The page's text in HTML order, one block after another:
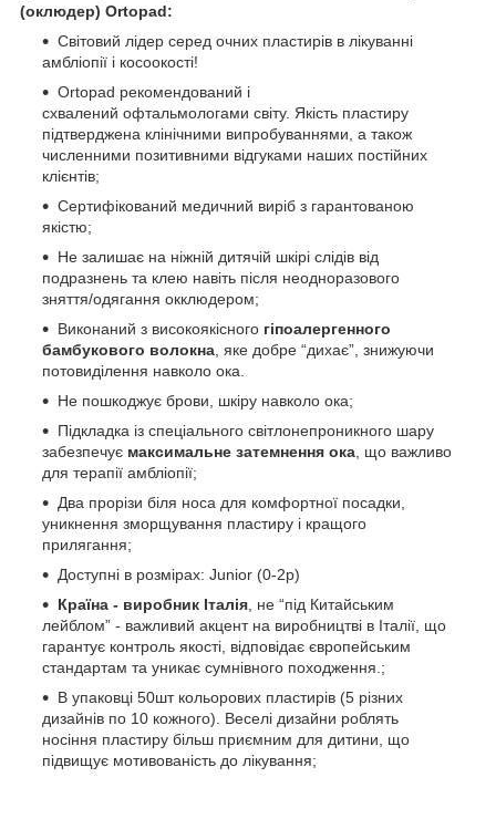
(оклюдер) Ortopad:
Світовий лідер серед очних пластирів в лікуванні
амбліопії і косоокості!
Ortopad рекомендований і
схвалений офтальмологами світу. Якість пластиру
підтверджена клінічними випробуваннями, а також
численними позитивними відгуками наших постійних
клієнтів;
Сертифікований медичний виріб з гарантованою
якістю;
Не залишає на ніжній дитячій шкірі слідів від
подразнень та клею навіть після неодноразового
зняття/одягання окклюдером;
Виконаний з високоякісного гіпоалергенного
бамбукового волокна , яке добре “дихає”, знижуючи
потовиділення навколо ока.
Не пошкоджує брови, шкіру навколо ока;
Підкладка із спеціального світлонепроникного шару
забезпечує максимальне затемнення ока , що важливо
для терапії амбліопії;
Два прорізи біля носа для комфортної посадки,
уникнення зморщування пластиру і кращого
прилягання;
Доступні в розмірах: Junior (0-2р)
Країна - виробник Італія , не “під Китайським
лейблом” - важливий акцент на виробництві в Італії, що
гарантує контроль якості, відповідає європейським
стандартам та уникає сумнівного походження.;
В упаковці 50шт кольорових пластирів (5 різних
дизайнів по 10 кожного). Веселі дизайни роблять
носіння пластиру більш приємним для дитини, що
підвищує мотивованість до лікування;